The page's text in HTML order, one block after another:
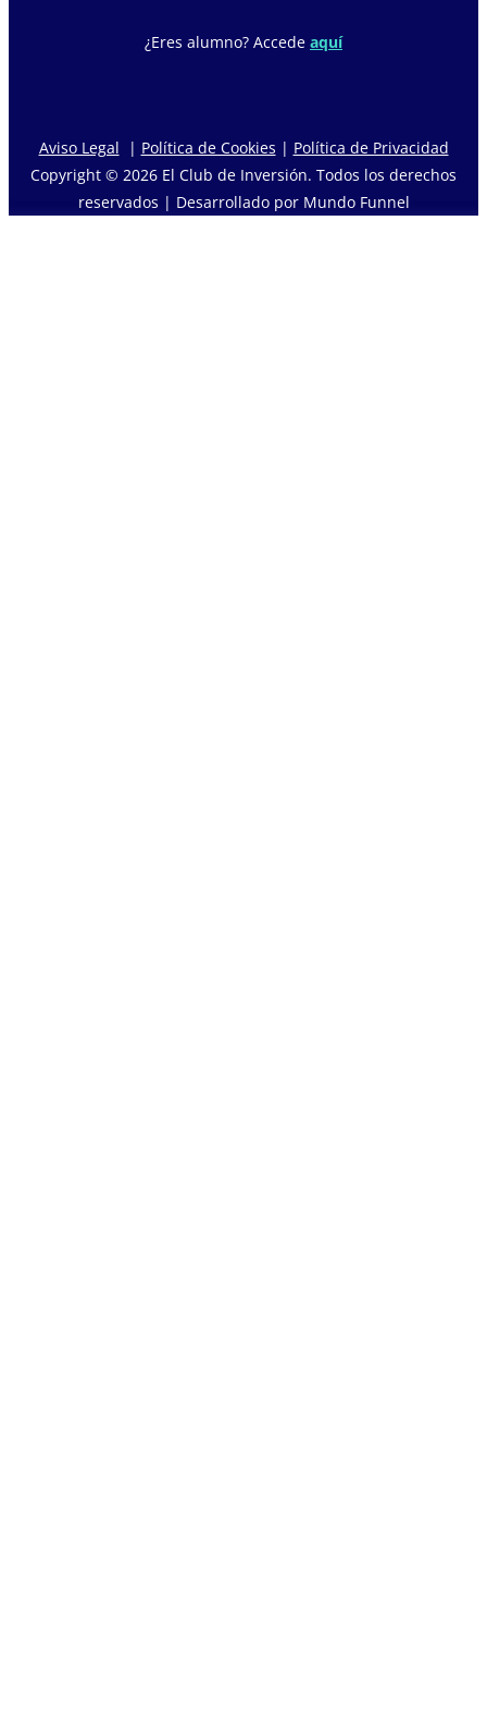
¿Eres alumno? Accede aquí
Aviso Legal | Política de Cookies | Política de Privacidad
Copyright © 2026 El Club de Inversión. Todos los derechos
reservados | Desarrollado por Mundo Funnel